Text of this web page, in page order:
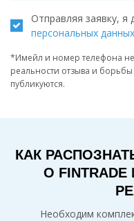
Отправляя заявку, я
персональных данных
*Имейл и номер телефона
реальности отзыва и
публикуются.
КАК
О
Необходим